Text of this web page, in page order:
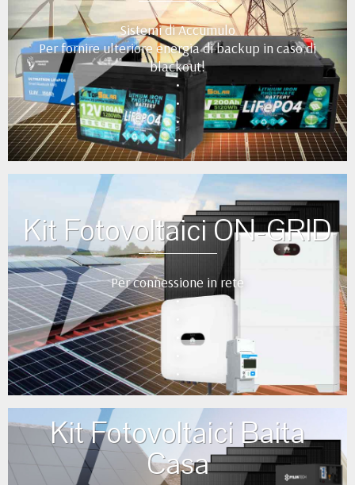
Sistemi di Accumulo
Per fornire ulteriore energia di backup in caso di
blackout!
•
•
•
••
Kit Fotovoltaici ON-GRID
Per connessione in rete
•
•
Kit Fotovoltaici Baita
Casa